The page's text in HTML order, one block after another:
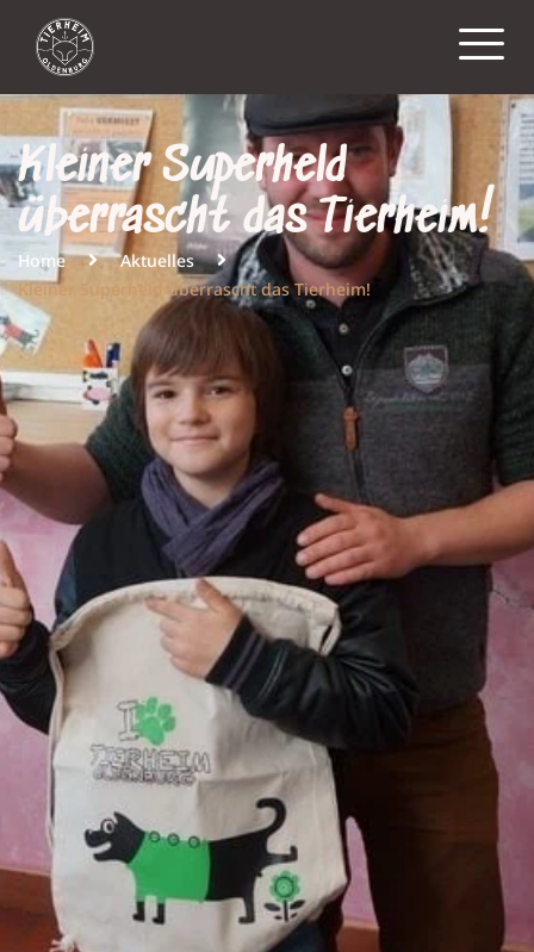
Kleiner Superheld
überrascht das Tierheim!
Home
Aktuelles
Kleiner Superheld überrascht das Tierheim!